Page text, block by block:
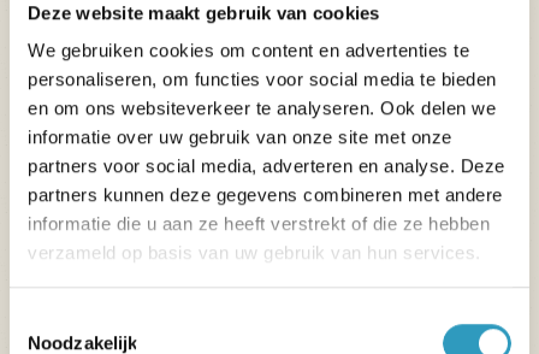
Deze website maakt gebruik van cookies
We gebruiken cookies om content en advertenties te
personaliseren, om functies voor social media te bieden
en om ons websiteverkeer te analyseren. Ook delen we
informatie over uw gebruik van onze site met onze
partners voor social media, adverteren en analyse. Deze
partners kunnen deze gegevens combineren met andere
informatie die u aan ze heeft verstrekt of die ze hebben
verzameld op basis van uw gebruik van hun services.
Noodzakelijk
en/of diensten, in 4 termijnen per bankkaart. Deze
betaaloplossingen zijn voorbehouden aan
natuurlijke personen (meerderjarige natuurlijke
personen) die in Frankrijk wonen en in het bezit zijn
van een Visa of MasterCard bankkaart met een
geldigheidsdatum die overeenkomt met de duur
van de terugbetaling. FLOA, RCS Bordeaux 434
130 423, waarvan de maatschappelijke zetel
gevestigd is Immeuble G7 - 71 Rue Lucien Faure in
Autorité de Contrôle Prudentiel et de Résolution